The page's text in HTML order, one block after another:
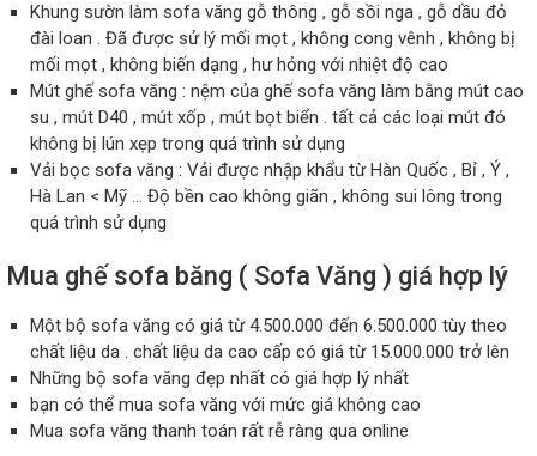
Khung sườn làm sofa văng gỗ thông , gỗ sồi nga , gỗ dầu đỏ
đài loan . Đã được sử lý mối mọt , không cong vênh , không bị
mối mọt , không biến dạng , hư hỏng với nhiệt độ cao
Mút ghế sofa văng : nệm của ghế sofa văng làm bằng mút cao
su , mút D40 , mút xốp , mút bọt biển . tất cả các loại mút đó
không bị lún xẹp trong quá trình sử dụng
Vải bọc sofa văng : Vải được nhập khẩu từ Hàn Quốc , Bỉ , Ý ,
Hà Lan < Mỹ … Độ bền cao không giãn , không sui lông trong
quá trình sử dụng
Mua ghế sofa băng ( Sofa Văng ) giá hợp lý
Một bộ sofa văng có giá từ 4.500.000 đến 6.500.000 tùy theo
chất liệu da . chất liệu da cao cấp có giá từ 15.000.000 trở lên
Những bộ sofa văng đẹp nhất có giá hợp lý nhất
bạn có thể mua sofa văng với mức giá không cao
Mua sofa văng thanh toán rất rễ ràng qua online